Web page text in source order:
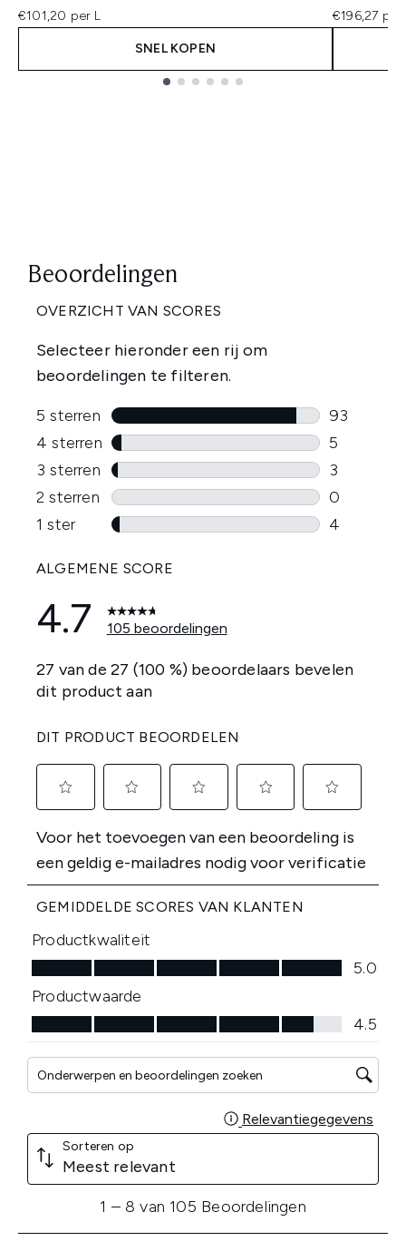
€101,20 per L
SNEL KOPEN
€196,27 per